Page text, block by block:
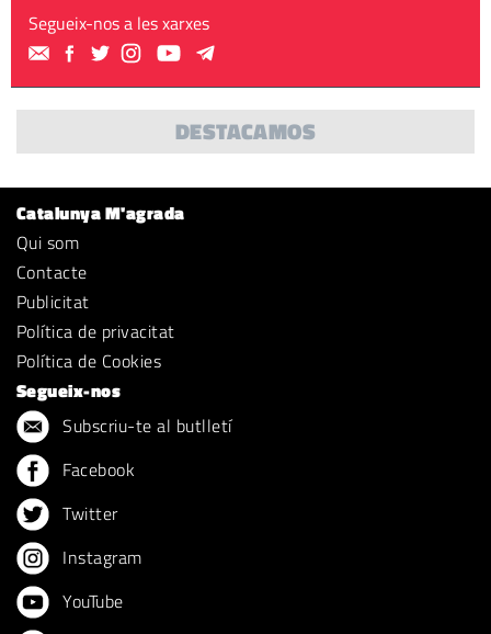
Segueix-nos a les xarxes
DESTACAMOS
Catalunya M'agrada
Qui som
Contacte
Publicitat
Política de privacitat
Política de Cookies
Segueix-nos
Subscriu-te al butlletí
Facebook
Twitter
Instagram
YouTube